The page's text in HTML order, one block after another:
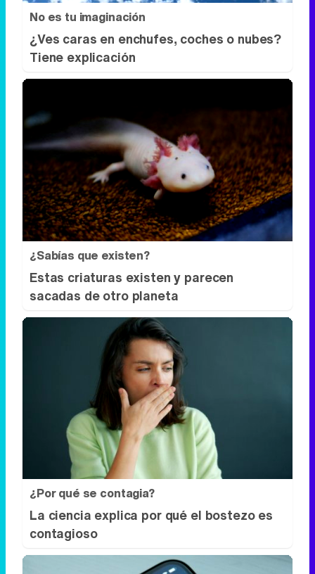
¿Sabías que existen?
Estas criaturas existen y parecen
sacadas de otro planeta
¿Por qué se contagia?
La ciencia explica por qué el bostezo es
contagioso